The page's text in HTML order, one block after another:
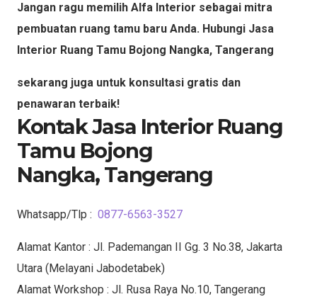
Jangan ragu memilih Alfa Interior sebagai mitra
pembuatan ruang tamu baru Anda. Hubungi Jasa
Interior Ruang Tamu Bojong Nangka, Tangerang
sekarang juga untuk konsultasi gratis dan
penawaran terbaik!
Kontak Jasa Interior Ruang
Tamu Bojong
Nangka,Tangerang
Whatsapp/Tlp : 0877-6563-3527
Alamat Kantor : Jl. Pademangan II Gg. 3 No.38, Jakarta
Utara (Melayani Jabodetabek)
Alamat Workshop : Jl. Rusa Raya No.10, Tangerang